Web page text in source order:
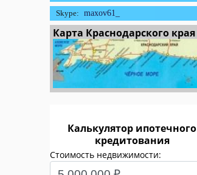
Skype: maxov61_
Карта Краснодарского края
Калькулятор ипотечного
кредитования
Стоимость недвижимости: